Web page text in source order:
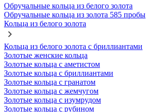
Обручальные кольца из белого золота
Обручальные кольца из золота 585 пробы
Кольца из белого золота
Кольца из белого золота с бриллиантами
Золотые женские кольца
Золотые кольца с аметистом
Золотые кольца с бриллиантами
Золотые кольца с гранатом
Золотые кольца с жемчугом
Золотые кольца с изумрудом
Золотые кольца с рубином